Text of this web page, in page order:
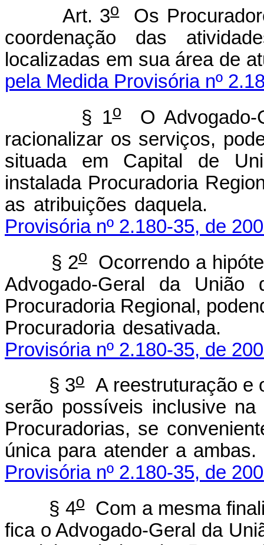
Art. 3oOs
coordenação das
localizadas em sua área de
pela Medida Provisória nº
§ 1oO Advogado-
racionalizar os serviços,
situada em Capital de
instalada Procuradoria
as atribuições
Provisória nº 2.180-35, de
§ 2oOcorrendo a
Advogado-Geral da
Procuradoria Regional,
Procuradoria
Provisória nº 2.180-35, de
§ 3oA reestruturação e
serão possíveis inclusive
Procuradorias, se
única para atender
Provisória nº 2.180-35, de
§ 4oCom a mesma
fica o Advogado-Geral da